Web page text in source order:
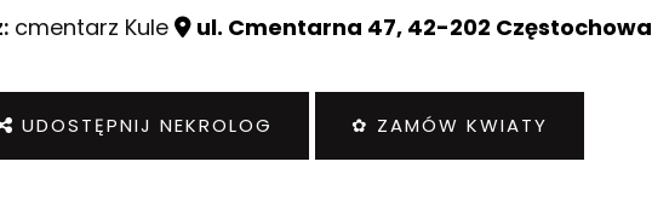
cmentarz Kule ul. Cmentarna 47, 42-202 Częstochowa
UDOSTĘPNIJ NEKROLOG ✿ ZAMÓW KWIATY